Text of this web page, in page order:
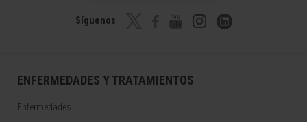
Síguenos
ENFERMEDADES Y TRATAMIENTOS
Enfermedades